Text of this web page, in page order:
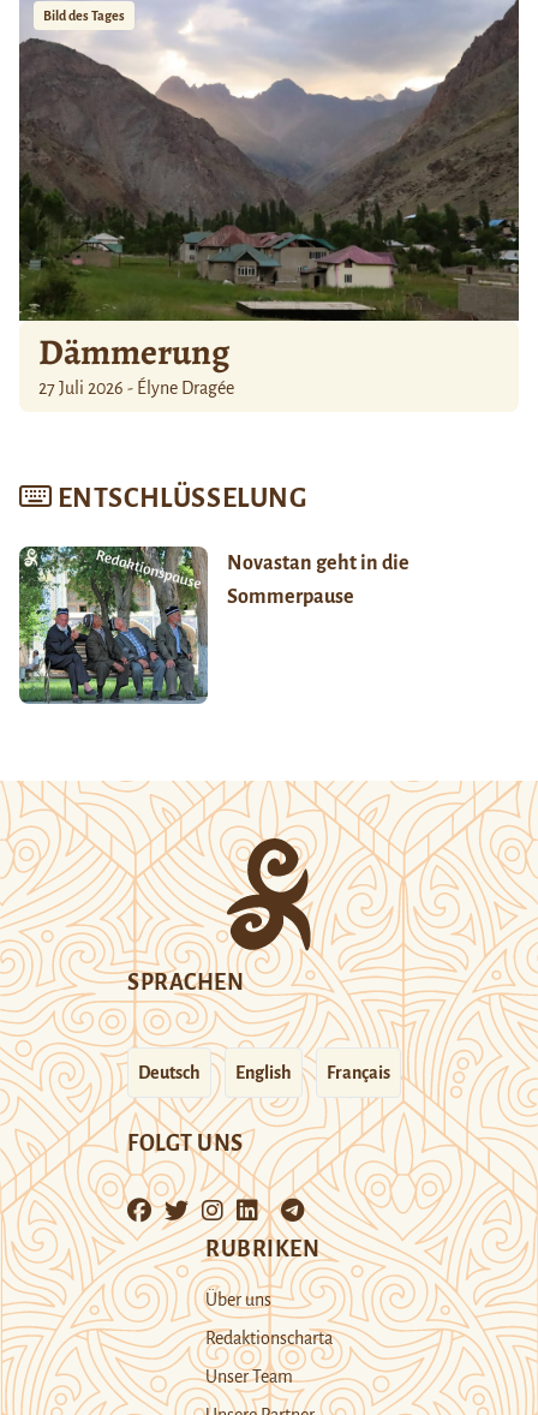
Bild des Tages
Dämmerung
27 Juli 2026 - Élyne Dragée
ENTSCHLÜSSELUNG
Novastan geht in die
Sommerpause
SPRACHEN
Deutsch English Français
FOLGT UNS
RUBRIKEN
Über uns
Redaktionscharta
Unser Team